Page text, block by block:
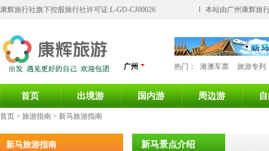
康辉旅行社旗下控股旅行社许可证:L-GD-CJ00026 本站由广州康辉旅
广州 热门： 港澳车票 旅游专列
首页 出境游 国内游 周边游
首页 > 旅游指南 > 新马旅游指南
新马旅游指南 新马景点介绍